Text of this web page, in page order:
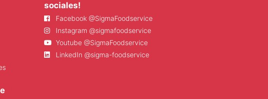
sociales!
Facebook @SigmaFoodservice
Instagram @sigmafoodservice
Youtube @SigmaFoodservice
LinkedIn @sigma-foodservice